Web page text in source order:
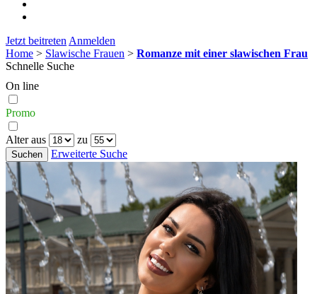
Jetzt beitreten Anmelden
Home > Slawische Frauen > Romanze mit einer slawischen Frau
Schnelle Suche
On line
Promo
Alter aus
zu
Erweiterte Suche